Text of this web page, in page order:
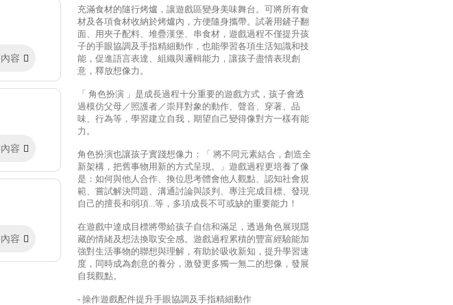
容
容
容
充滿食材的隨行烤爐，讓遊戲區變身美味舞台。可將所有食
材及各項食材收納於烤爐內，方便隨身攜帶。試著用鏟子翻
面、用夾子配料、堆疊漢堡、串食材，遊戲過程不僅提升孩
子的手眼協調及手指精細動作，也能學習各項生活知識和技
能，促進語言表達、組織與邏輯能力，讓孩子盡情表現創
意，釋放想像力。
「 角色扮演 」是成長過程十分重要的遊戲方式，孩子會透
過模仿父母／照護者／崇拜對象的動作、聲音、穿著、品
味、行為等，學習建立自我，期望自己變得像對方一樣有能
力。
角色扮演也讓孩子實踐想像力：「 將不同元素結合，創造全
新架構，把舊事物用新的方式呈現。」遊戲過程更培養了像
是：如何與他人合作、換位思考體會他人觀點、認知社會規
範、嘗試解決問題、溝通討論與談判、專注完成目標、發現
自己的擅長和弱項...等，多項成長不可或缺的重要能力！
在遊戲中達成目標將帶給孩子自信和滿足，透過角色展現隱
藏的情緒及想法換取安全感。遊戲過程累積的豐富經驗能加
強對生活事物的聯想與理解，有助於吸收新知，提升學習速
度，同時成為創意的養分，激發更多獨一無二的想像，發展
自我觀點。
- 操作遊戲配件提升手眼協調及手指精細動作